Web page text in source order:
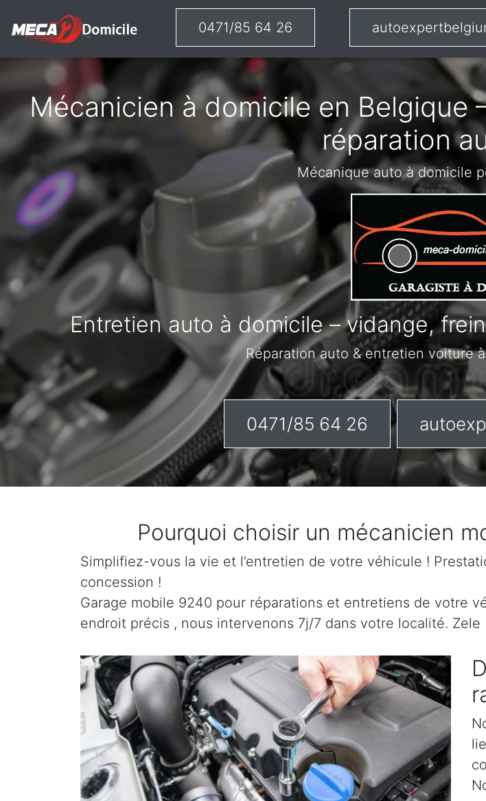
0471/85 64 26
Mécanicien à domicile en Belgique
réparation
Mécanique auto à domicile
Entretien auto à domicile – vidange,
Réparation auto & entretien voiture
0471/85 64 26
Pourquoi choisir un mécanicien
Simplifiez-vous la vie et l’entretien de votre véhicule !
concession !
Garage mobile 9240 pour réparations et entretiens de votre
endroit précis , nous intervenons 7j/7 dans votre localité. Zele